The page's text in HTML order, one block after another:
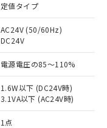
定値タイプ
AC24V (50/60Hz)
DC24V
電源電圧の85～110%
1.6W以下 (DC24V時)
3.1VA以下 (AC24V時)
1点